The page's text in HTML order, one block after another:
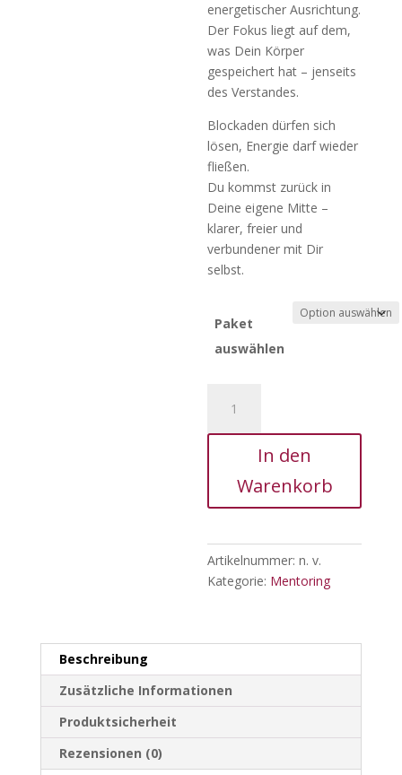
energetischer Ausrichtung.
Der Fokus liegt auf dem,
was Dein Körper
gespeichert hat – jenseits
des Verstandes.
Blockaden dürfen sich
lösen, Energie darf wieder
fließen.
Du kommst zurück in
Deine eigene Mitte –
klarer, freier und
verbundener mit Dir
selbst.
Paket
auswählen
Körperarbeit
Menge
In den
Warenkorb
Artikelnummer:n. v.
Kategorie: Mentoring
Beschreibung
Zusätzliche Informationen
Produktsicherheit
Rezensionen (0)